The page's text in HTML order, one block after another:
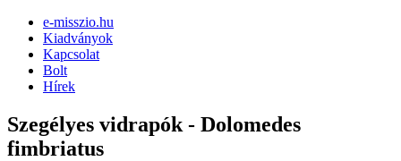
e-misszio.hu
Kiadványok
Kapcsolat
Bolt
Hírek
Szegélyes vidrapók - Dolomedes
fimbriatus